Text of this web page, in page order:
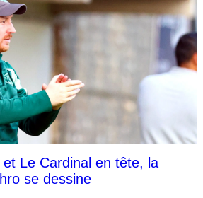
Le Cardinal en tête, la
se dessine